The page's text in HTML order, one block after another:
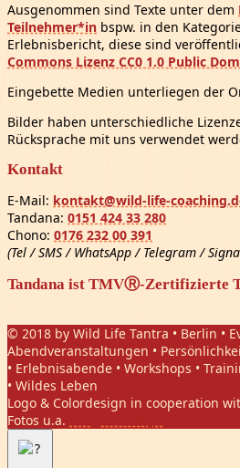
Ausgenommen sind Texte unter dem
Teilnehmer*in bspw. in den
Erlebnisbericht, diese sind
Commons Lizenz CC0 1.0 Public
Eingebette Medien unterliegen der
Bilder haben unterschiedliche
Rücksprache mit uns verwendet
Kontakt
E-Mail: kontakt@wild-life-
Tandana: 0151 424 33 280
Chono: 0176 232 00 391
(Tel / SMS / WhatsApp / Telegram /
Tandana ist TMVⓇ-Zertifizierte
© 2018 by Wild Life Tantra • Berlin •
Abendveranstaltungen •
• Erlebnisabende • Workshops •
• Wildes Leben
Logo & Colordesign in cooperation
Fotos u.a.